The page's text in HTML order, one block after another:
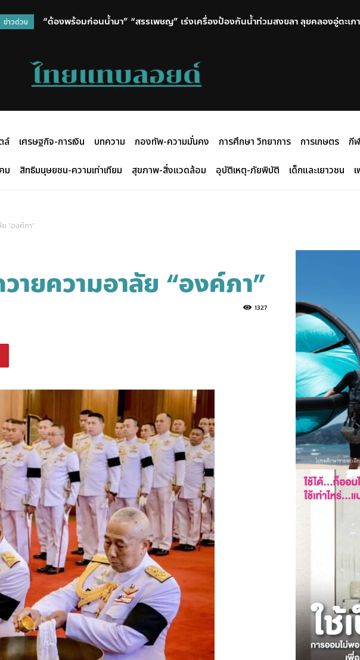
ข่าวด่วน
“ต้องพร้อมก่อนน้ำมา” “สรรเพชญ” เร่งเครื่องป้องกันน้ำท่วมสงขลา ลุยคลองอู่ตะเภ
ล์ เศรษฐกิจ-การเงิน บทความ กองทัพ-ความมั่นคง การศึกษา วิทยาการ การเกษตร กี
ม สิทธิมนุษยชน-ความเท่าเทียม สุขภาพ-สิ่งแวดล้อม อุบัติเหตุ-ภัยพิบัติ เด็กและเยาวชน
“องค์ภา”
ยความอาลัย “องค์ภา”
1327